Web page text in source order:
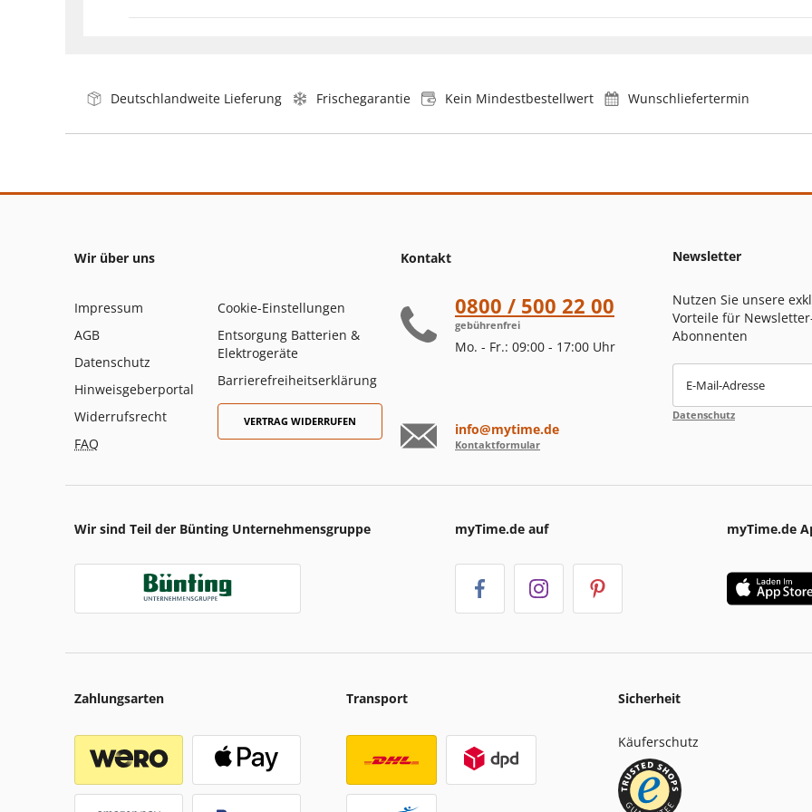
Deutschlandweite Lieferung Frischegarantie Kein Mindestbestellwert Wunschliefertermin
Wir über uns
Impressum
AGB
Datenschutz
Hinweisgeberportal
Widerrufsrecht
FAQ
Cookie-Einstellungen
Entsorgung Batterien &
Elektrogeräte
Barrierefreiheitserklärung
VERTRAG WIDERRUFEN
Kontakt
0800 / 500 22 00
gebührenfrei
Mo. - Fr.: 09:00 - 17:00 Uhr
info@mytime.de
Kontaktformular
Newsletter
Nutzen Sie unsere
Vorteile für
Abonnenten
E-Mail-Adresse
Datenschutz
Wir sind Teil der Bünting Unternehmensgruppe myTime.de auf myTime.de
Zahlungsarten Transport Sicherheit
Käuferschutz